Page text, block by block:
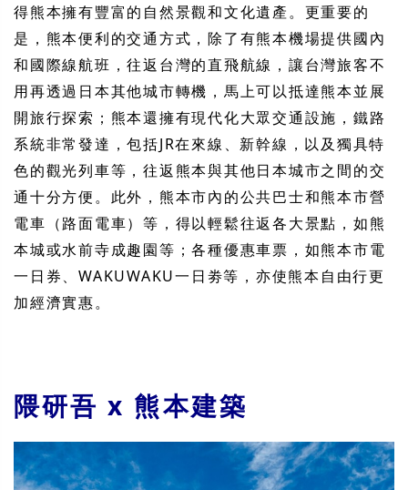
得熊本擁有豐富的自然景觀和文化遺產。更重要的
是，熊本便利的交通方式，除了有熊本機場提供國內
和國際線航班，往返台灣的直飛航線，讓台灣旅客不
用再透過日本其他城市轉機，馬上可以抵達熊本並展
開旅行探索；熊本還擁有現代化大眾交通設施，鐵路
系統非常發達，包括JR在來線、新幹線，以及獨具特
色的觀光列車等，往返熊本與其他日本城市之間的交
通十分方便。此外，熊本市內的公共巴士和熊本市營
電車（路面電車）等，得以輕鬆往返各大景點，如熊
本城或水前寺成趣園等；各種優惠車票，如熊本市電
一日券、WAKUWAKU一日劵等，亦使熊本自由行更
加經濟實惠。
隈研吾 x 熊本建築